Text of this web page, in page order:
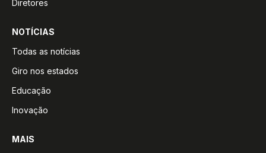
Diretores
NOTÍCIAS
Todas as notícias
Giro nos estados
Educação
Inovação
MAIS